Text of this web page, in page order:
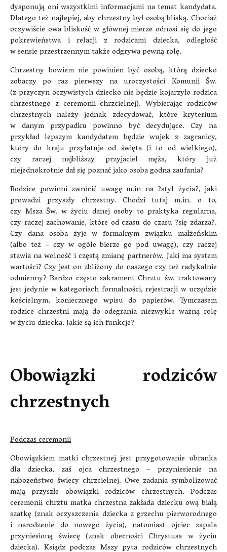
dysponują oni wszystkimi informacjami na temat kandydata.
Dlatego też najlepiej, aby chrzestny był osobą bliską. Chociaż
oczywiście owa bliskość w głównej mierze odnosi się do jego
pokrewieństwa i relacji z rodzicami dziecka, odległość
w sensie przestrzennym także odgrywa pewną rolę.
Chrzestny bowiem nie powinien być osobą, którą dziecko
zobaczy po raz pierwszy na uroczystości Komunii Św.
(z przyczyn oczywistych dziecko nie będzie kojarzyło rodzica
chrzestnego z ceremonii chrzcielnej). Wybierając rodziców
chrzestnych należy jednak zdecydować, które kryterium
w danym przypadku powinno być decydujące. Czy na
przykład lepszym kandydatem będzie wujek z zagranicy,
który do kraju przylatuje od święta (i to od wielkiego),
czy raczej najbliższy przyjaciel męża, który już
niejednokrotnie dał się poznać jako osoba godna zaufania?
Rodzice powinni zwrócić uwagę m.in na ?styl życia?, jaki
prowadzi przyszły chrzestny. Chodzi tutaj m.in. o to,
czy Msza Św. w życiu danej osoby to praktyka regularna,
czy raczej zachowanie, które od czasu do czasu ?się zdarza?.
Czy dana osoba żyje w formalnym związku małżeńskim
(albo też – czy w ogóle bierze go pod uwagę), czy raczej
stawia na wolność i częstą zmianę partnerów. Jaki ma system
wartości? Czy jest on zbliżony do naszego czy też radykalnie
odmienny? Bardzo często sakrament Chrztu św. traktowany
jest jedynie w kategoriach formalności, rejestracji w urzędzie
kościelnym, koniecznego wpisu do papierów. Tymczasem
rodzice chrzestni mają do odegrania niezwykle ważną rolę
w życiu dziecka. Jakie są ich funkcje?
Obowiązki rodziców
chrzestnych
Podczas ceremonii
Obowiązkiem matki chrzestnej jest przygotowanie ubranka
dla dziecka, zaś ojca chrzestnego – przyniesienie na
nabożeństwo świecy chrzcielnej. Owe zadania symbolizować
mają przyszłe obowiązki rodziców chrzestnych. Podczas
ceremonii chrztu matka chrzestna zakłada dziecku ową białą
szatkę (znak oczyszczenia dziecka z grzechu pierworodnego
i narodzenie do nowego życia), natomiast ojciec zapala
przyniesioną świecę (znak obecności Chrystusa w życiu
dziecka). Ksiądz podczas Mszy pyta rodziców chrzestnych